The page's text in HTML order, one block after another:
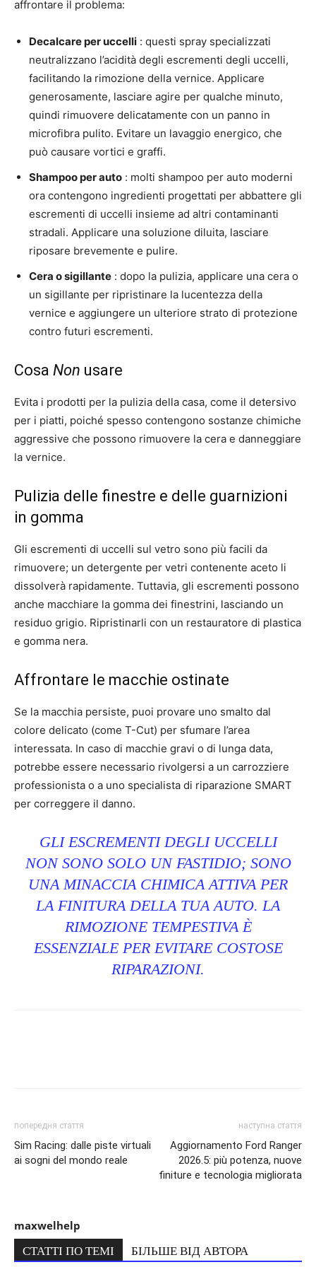
affrontare il problema:
Decalcare per uccelli : questi spray specializzati
neutralizzano l’acidità degli escrementi degli uccelli,
facilitando la rimozione della vernice. Applicare
generosamente, lasciare agire per qualche minuto,
quindi rimuovere delicatamente con un panno in
microfibra pulito. Evitare un lavaggio energico, che
può causare vortici e graffi.
Shampoo per auto : molti shampoo per auto moderni
ora contengono ingredienti progettati per abbattere gli
escrementi di uccelli insieme ad altri contaminanti
stradali. Applicare una soluzione diluita, lasciare
riposare brevemente e pulire.
Cera o sigillante : dopo la pulizia, applicare una cera o
un sigillante per ripristinare la lucentezza della
vernice e aggiungere un ulteriore strato di protezione
contro futuri escrementi.
Cosa Non usare
Evita i prodotti per la pulizia della casa, come il detersivo
per i piatti, poiché spesso contengono sostanze chimiche
aggressive che possono rimuovere la cera e danneggiare
la vernice.
Pulizia delle finestre e delle guarnizioni
in gomma
Gli escrementi di uccelli sul vetro sono più facili da
rimuovere; un detergente per vetri contenente aceto li
dissolverà rapidamente. Tuttavia, gli escrementi possono
anche macchiare la gomma dei finestrini, lasciando un
residuo grigio. Ripristinarli con un restauratore di plastica
e gomma nera.
Affrontare le macchie ostinate
Se la macchia persiste, puoi provare uno smalto dal
colore delicato (come T-Cut) per sfumare l’area
interessata. In caso di macchie gravi o di lunga data,
potrebbe essere necessario rivolgersi a un carrozziere
professionista o a uno specialista di riparazione SMART
per correggere il danno.
GLI ESCREMENTI DEGLI UCCELLI
NON SONO SOLO UN FASTIDIO; SONO
UNA MINACCIA CHIMICA ATTIVA PER
LA FINITURA DELLA TUA AUTO. LA
RIMOZIONE TEMPESTIVA È
ESSENZIALE PER EVITARE COSTOSE
RIPARAZIONI.
попередня стаття
Sim Racing: dalle piste virtuali
ai sogni del mondo reale
наступна стаття
Aggiornamento Ford Ranger
2026.5: più potenza, nuove
finiture e tecnologia migliorata
maxwelhelp
СТАТТІ ПО ТЕМІ БІЛЬШЕ ВІД АВТОРА